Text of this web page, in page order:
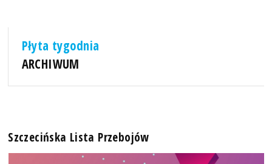
Płyta tygodnia
ARCHIWUM
Szczecińska Lista Przebojów